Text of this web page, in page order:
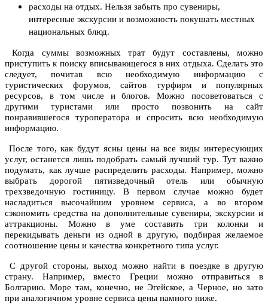
расходы на отдых. Нельзя забыть про сувениры,
интересные экскурсии и возможность покушать местных
национальных блюд.
Когда суммы возможных трат будут составлены, можно
приступить к поиску вписывающегося в них отдыха. Сделать это
следует, почитав всю необходимую информацию с
туристических форумов, сайтов турфирм и популярных
ресурсов, в том числе и блогов. Можно посоветоваться с
другими туристами или просто позвонить на сайт
понравившегося туроператора и спросить всю необходимую
информацию.
После того, как будут ясны цены на все виды интересующих
услуг, останется лишь подобрать самый лучший тур. Тут важно
подумать, как лучше распределить расходы. Например, можно
выбрать дорогой пятизведочный отель или обычную
трехзведочную гостиницу. В первом случае можно будет
насладиться высочайшим уровнем сервиса, а во втором
сэкономить средства на дополнительные сувениры, экскурсии и
аттракционы. Можно в уме составить три колонки и
перекидывать деньги из одной в другую, подбирая желаемое
соотношение цены и качества конкретного типа услуг.
С другой стороны, выход можно найти в поездке в другую
страну. Например, вместо Греции можно отправиться в
Болгарию. Море там, конечно, не Эгейское, а Черное, но зато
при аналогичном уровне сервиса цены намного ниже.